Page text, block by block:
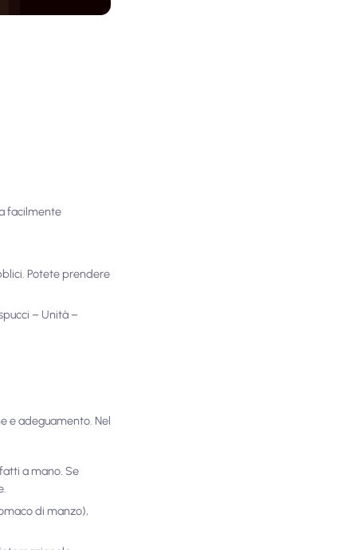
facilmente
Potete prendere
– Unità –
e adeguamento. Nel
a mano. Se
di manzo),